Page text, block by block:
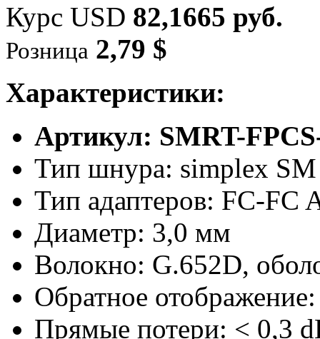
Курс USD 82,1665 руб.
Розница 2,79 $
Характеристики:
Артикул: SMRT-
Тип шнура: simplex
Тип адаптеров: FC-FC
Диаметр: 3,0 мм
Волокно: G.652D,
Обратное
Прямые потери: < 0,3